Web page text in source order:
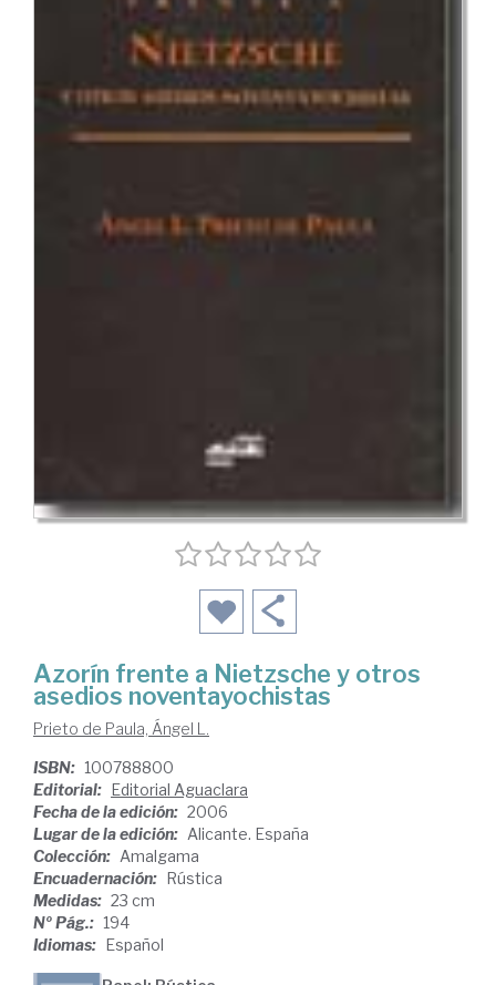
Azorín frente a Nietzsche y otros
asedios noventayochistas
Prieto de Paula, Ángel L.
ISBN: 100788800
Editorial: Editorial Aguaclara
Fecha de la edición: 2006
Lugar de la edición: Alicante. España
Colección: Amalgama
Encuadernación: Rústica
Medidas: 23 cm
Nº Pág.: 194
Idiomas: Español